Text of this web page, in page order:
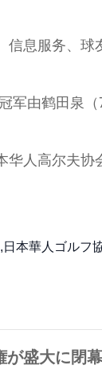
息服务、
军由鹤田泉
人高尔夫
本華人ゴルフ
が盛大に閉幕